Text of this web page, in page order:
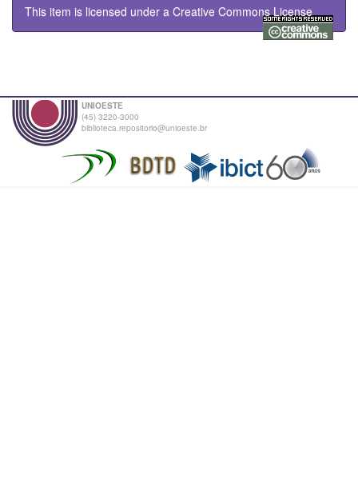
This item is licensed under a Creative Commons License
UNIOESTE
(45) 3220-3000
biblioteca.repositorio@unioeste.br